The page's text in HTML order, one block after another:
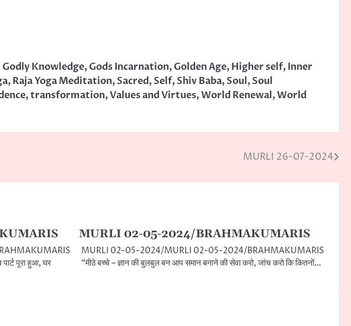
Godly Knowledge,Gods Incarnation,Golden Age,Higher self,Inner
,Raja Yoga Meditation,Sacred,Self,Shiv Baba,Soul,Soul
,transformation,Values and Virtues,World Renewal,World
MURLI 26-07-2024
पूरा हुआ, घर
MURLI 02-05-2024/BRAHMAKUMARIS
MURLI 02-05-2024/MURLI 02-05-2024/BRAHMAKUMARIS
“मीठे बच्चे – ज्ञान की बुलबुल बन आप समान बनाने की सेवा करो, जांच करो कि कितनों…